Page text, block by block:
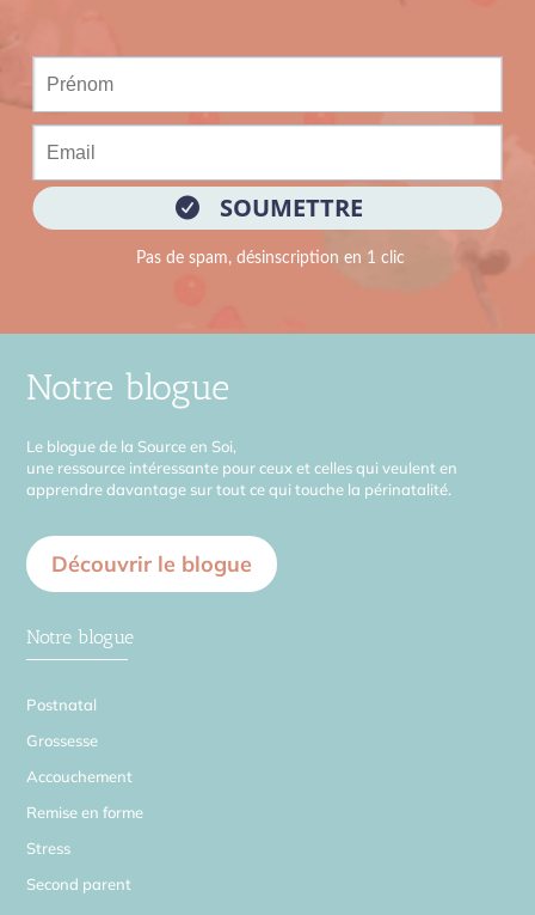
Notre blogue
Le blogue de la Source en Soi,
une ressource intéressante pour ceux et celles qui veulent en
apprendre davantage sur tout ce qui touche la périnatalité.
Découvrir le blogue
Notre blogue
Postnatal
Grossesse
Accouchement
Remise en forme
Stress
Second parent